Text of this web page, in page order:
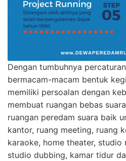
Dengan tumbuhnya
bermacam-macam bentuk
memiliki persoalan dengan
membuat ruangan bebas
ruangan peredam suara baik
kantor, ruang meeting, ruang
karaoke, home theater, studio
studio dubbing, kamar tidur